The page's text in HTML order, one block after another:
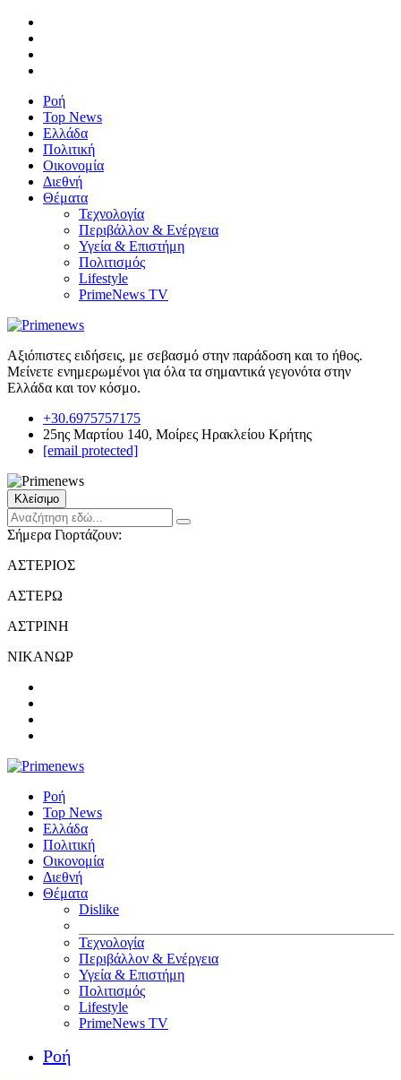
Ροή
Top News
Ελλάδα
Πολιτική
Οικονομία
Διεθνή
Θέματα
Τεχνολογία
Περιβάλλον & Ενέργεια
Υγεία & Επιστήμη
Πολιτισμός
Lifestyle
PrimeNews TV
Αξιόπιστες ειδήσεις, με σεβασμό στην παράδοση και το ήθος.
Μείνετε ενημερωμένοι για όλα τα σημαντικά γεγονότα στην
Ελλάδα και τον κόσμο.
+30.6975757175
25ης Μαρτίου 140, Μοίρες Ηρακλείου Κρήτης
[email protected]
Κλείσιμο
Σήμερα Γιορτάζουν:
ΑΣΤΕΡΙΟΣ
ΑΣΤΕΡΩ
ΑΣΤΡΙΝΗ
ΝΙΚΑΝΩΡ
Ροή
Top News
Ελλάδα
Πολιτική
Οικονομία
Διεθνή
Θέματα
Dislike
Τεχνολογία
Περιβάλλον & Ενέργεια
Υγεία & Επιστήμη
Πολιτισμός
Lifestyle
PrimeNews TV
Ροή